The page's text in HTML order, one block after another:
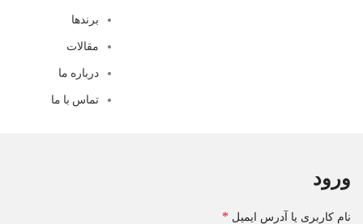
برندها
مقالات
درباره ما
تماس با ما
ورود
نام کاربری یا آدرس ایمیل *